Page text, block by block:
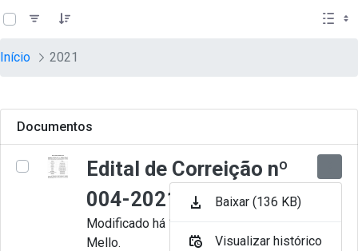
Pular para o Conteúdo principal
teste descricao
Início 2021
Documentos
Edital de Correição nº
004-2021
Modificado há 11 Meses por Artur
Mello.
Baixar (136 KB)
Visualizar histórico